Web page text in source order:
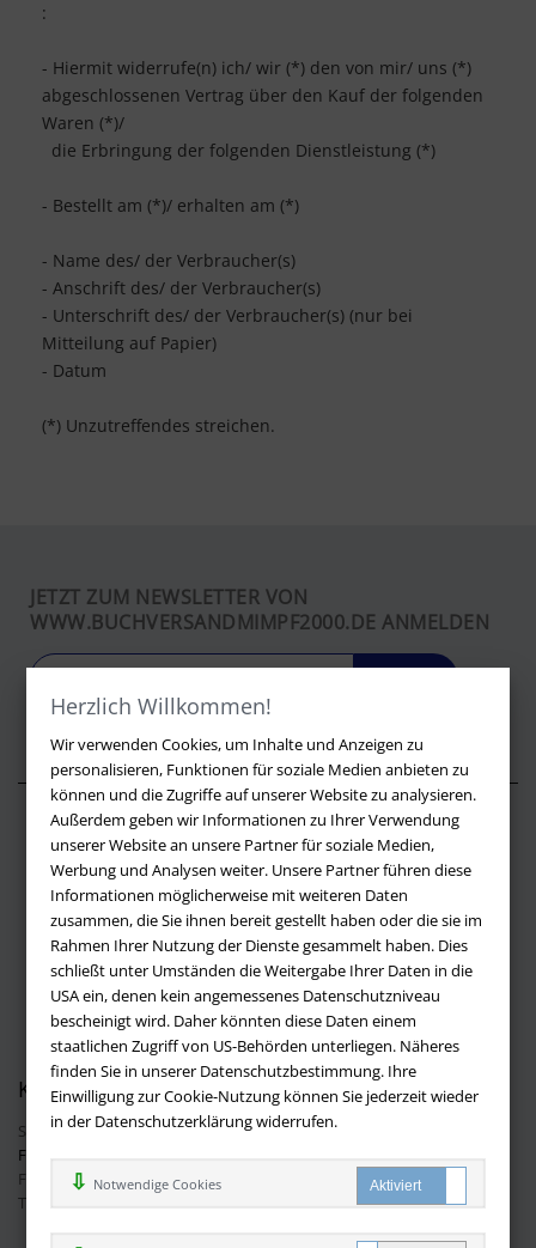
Herzlich Willkommen!
Wir verwenden Cookies, um Inhalte und Anzeigen zu
personalisieren, Funktionen für soziale Medien anbieten zu
können und die Zugriffe auf unserer Website zu analysieren.
Außerdem geben wir Informationen zu Ihrer Verwendung
unserer Website an unsere Partner für soziale Medien,
Werbung und Analysen weiter. Unsere Partner führen diese
Informationen möglicherweise mit weiteren Daten
zusammen, die Sie ihnen bereit gestellt haben oder die sie im
Rahmen Ihrer Nutzung der Dienste gesammelt haben. Dies
schließt unter Umständen die Weitergabe Ihrer Daten in die
USA ein, denen kein angemessenes Datenschutzniveau
bescheinigt wird. Daher könnten diese Daten einem
staatlichen Zugriff von US-Behörden unterliegen. Näheres
finden Sie in unserer Datenschutzbestimmung. Ihre
Einwilligung zur Cookie-Nutzung können Sie jederzeit wieder
in der Datenschutzerklärung widerrufen.
Notwendige Cookies
:
- Hiermit widerrufe(n) ich/ wir (*) den von mir/ uns (*)
abgeschlossenen Vertrag über den Kauf der folgenden
Waren (*)/
die Erbringung der folgenden Dienstleistung (*)
- Bestellt am (*)/ erhalten am (*)
- Name des/ der Verbraucher(s)
- Anschrift des/ der Verbraucher(s)
- Unterschrift des/ der Verbraucher(s) (nur bei
Mitteilung auf Papier)
- Datum
(*) Unzutreffendes streichen.
JETZT ZUM NEWSLETTER VON
WWW.BUCHVERSANDMIMPF2000.DE ANMELDEN
Über buchversandmimpf2000.de
Impressum
Versandbedingungen
Widerruf
Batteriehinweis
AGB
Datenschutz
Kontakt
Sie haben Fragen?Hier finden Sie Antworten auf häufig gestellte
Fragen.
Fragen per E-Mail:info@buchversandmimpf2000.de
Telefon: +49 (0)9209 20 23 188
Ihre Vorteile bei uns